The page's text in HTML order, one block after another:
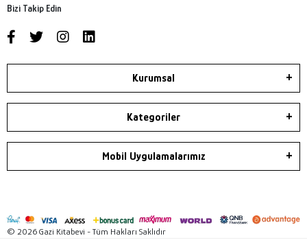
Bizi Takip Edin
Kurumsal
Kategoriler
Mobil Uygulamalarımız
© 2026 Gazi Kitabevi - Tüm Hakları Saklıdır